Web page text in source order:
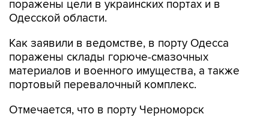
Как заявили в ведомстве, в порту Одесса
материалов и военного имущества, а также
портовый перевалочный комплекс.
Отмечается, что в порту Черноморск
материалов и военного имущества.